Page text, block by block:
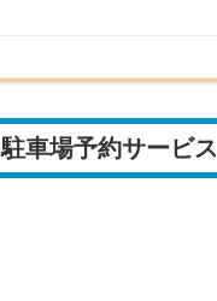
駐車場予約サービス